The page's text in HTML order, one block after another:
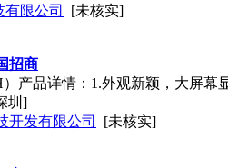
限公司
[未核实]
招商
产品详情：1.外观新颖，大屏
圳]
开发有限公司
[未核实]